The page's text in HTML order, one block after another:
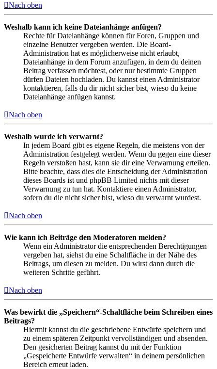
Nach oben
Weshalb kann ich keine Dateianhänge anfügen?
Rechte für Dateianhänge können für Foren, Gruppen und
einzelne Benutzer vergeben werden. Die Board-
Administration hat es möglicherweise nicht erlaubt,
Dateianhänge in dem Forum anzufügen, in dem du deinen
Beitrag verfassen möchtest, oder nur bestimmte Gruppen
dürfen Dateien hochladen. Du kannst einen Administrator
kontaktieren, falls du dir nicht sicher bist, wieso du keine
Dateianhänge anfügen kannst.
Nach oben
Weshalb wurde ich verwarnt?
In jedem Board gibt es eigene Regeln, die meistens von der
Administration festgelegt werden. Wenn du gegen eine dieser
Regeln verstoßen hast, kann sie dir eine Verwarnung erteilen.
Bitte beachte, dass dies die Entscheidung der Administration
dieses Boards ist und phpBB Limited nichts mit dieser
Verwarnung zu tun hat. Kontaktiere einen Administrator,
sofern du die nicht sicher bist, wieso du verwarnt wurdest.
Nach oben
Wie kann ich Beiträge den Moderatoren melden?
Wenn ein Administrator die entsprechenden Berechtigungen
vergeben hat, siehst du eine Schaltfläche in der Nähe des
Beitrags, um diesen zu melden. Du wirst dann durch die
weiteren Schritte geführt.
Nach oben
Was bewirkt die „Speichern“-Schaltfläche beim Schreiben eines
Beitrags?
Hiermit kannst du die geschriebene Entwürfe speichern und
zu einem späteren Zeitpunkt vervollständigen und absenden.
Den gesicherten Beitrag kannst du mit der Funktion
„Gespeicherte Entwürfe verwalten“ in deinem persönlichen
Bereich erneut laden.